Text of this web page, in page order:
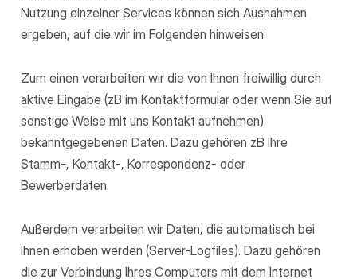
Nutzung einzelner Services können sich Ausnahmen
ergeben, auf die wir im Folgenden hinweisen:
Zum einen verarbeiten wir die von Ihnen freiwillig durch
aktive Eingabe (zB im Kontaktformular oder wenn Sie auf
sonstige Weise mit uns Kontakt aufnehmen)
bekanntgegebenen Daten. Dazu gehören zB Ihre
Stamm-, Kontakt-, Korrespondenz- oder
Bewerberdaten.
Außerdem verarbeiten wir Daten, die automatisch bei
Ihnen erhoben werden (Server-Logfiles). Dazu gehören
die zur Verbindung Ihres Computers mit dem Internet